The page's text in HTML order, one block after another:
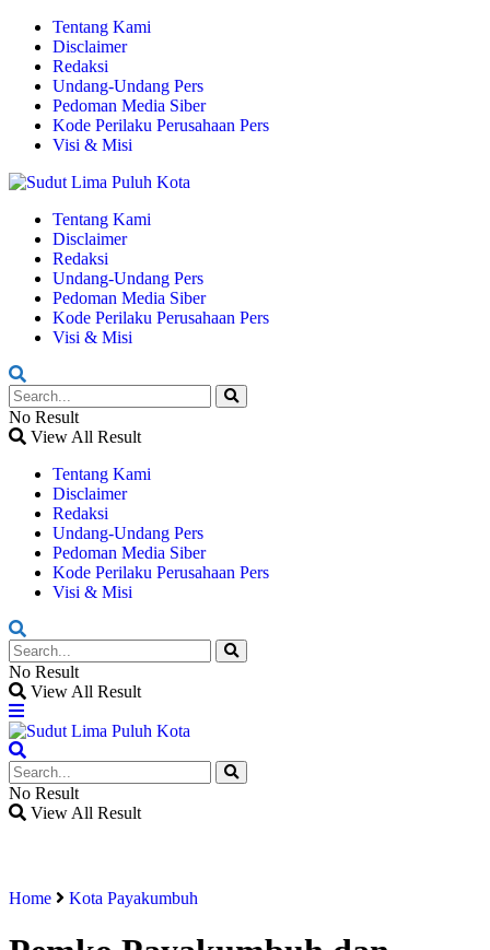
Tentang Kami
Disclaimer
Redaksi
Undang-Undang Pers
Pedoman Media Siber
Kode Perilaku Perusahaan Pers
Visi & Misi
Tentang Kami
Disclaimer
Redaksi
Undang-Undang Pers
Pedoman Media Siber
Kode Perilaku Perusahaan Pers
Visi & Misi
No Result
View All Result
Tentang Kami
Disclaimer
Redaksi
Undang-Undang Pers
Pedoman Media Siber
Kode Perilaku Perusahaan Pers
Visi & Misi
No Result
View All Result
No Result
View All Result
Home Kota Payakumbuh